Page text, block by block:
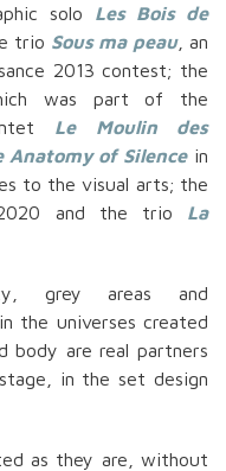
solo Les Bois de
trio Sous ma peau, an
2013 contest; the
was part of the
Le Moulin des
Anatomy of Silencein
to the visual arts; the
and the trio La
grey areas and
the universes created
body are real partners
in the set design
as they are, without